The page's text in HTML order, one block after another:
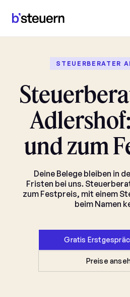
STEUERBERATER
und zum
Deine Belege bleiben in
Fristen bei uns.
zum Festpreis, mit einem
beim Namen
Gratis
Preise